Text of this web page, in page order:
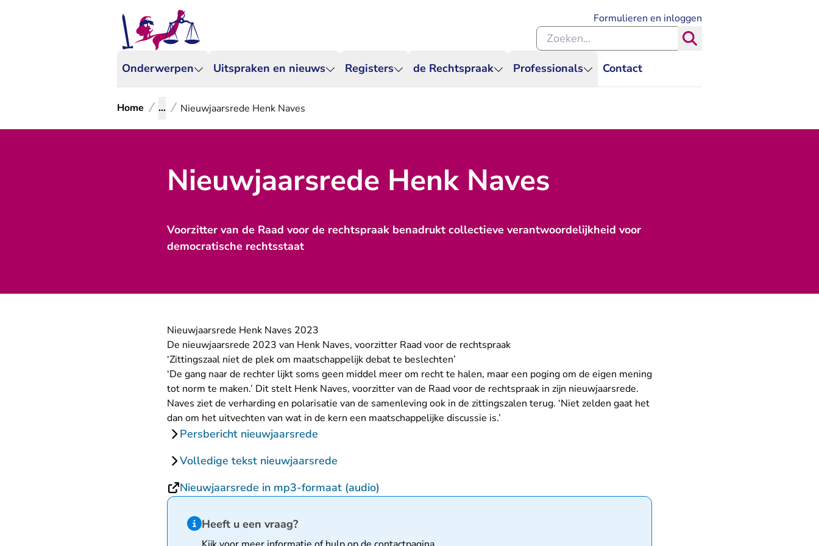
Onderwerpen Uitspraken en nieuws Registers de Rechtspraak Professionals Contact
Formulieren en inloggen
Zoeken binnen de Rechtspraak
Home ... Nieuwjaarsrede Henk Naves
Nieuwjaarsrede Henk Naves
Voorzitter van de Raad voor de rechtspraak benadrukt collectieve verantwoordelijkheid voor
democratische rechtsstaat
Nieuwjaarsrede Henk Naves 2023
De nieuwjaarsrede 2023 van Henk Naves, voorzitter Raad voor de rechtspraak
‘Zittingszaal niet de plek om maatschappelijk debat te beslechten’
‘De gang naar de rechter lijkt soms geen middel meer om recht te halen, maar een poging om de eigen mening
tot norm te maken.’ Dit stelt Henk Naves, voorzitter van de Raad voor de rechtspraak in zijn nieuwjaarsrede.
Naves ziet de verharding en polarisatie van de samenleving ook in de zittingszalen terug. ‘Niet zelden gaat het
dan om het uitvechten van wat in de kern een maatschappelijke discussie is.’
Persbericht nieuwjaarsrede
Volledige tekst nieuwjaarsrede
Nieuwjaarsrede in mp3-formaat (audio)
Hint van type informatie
Heeft u een vraag?